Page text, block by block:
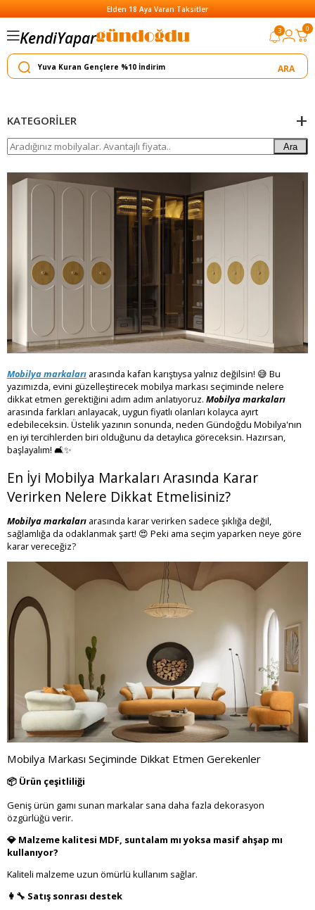
Elden 18 Aya Varan Taksitler
KendiYapar
Satar
3 0
KATEGORILER
Ara
Mobilya markaları arasında kafan karıştıysa yalnız değilsin! 😅 Bu
yazımızda, evini güzelleştirecek mobilya markası seçiminde nelere
dikkat etmen gerektiğini adım adım anlatıyoruz. Mobilya markaları
arasında farkları anlayacak, uygun fiyatlı olanları kolayca ayırt
edebileceksin. Üstelik yazının sonunda, neden Gündoğdu Mobilya'nın
en iyi tercihlerden biri olduğunu da detaylıca göreceksin. Hazırsan,
başlayalım! 🛋️✨
En İyi Mobilya Markaları Arasında Karar
Verirken Nelere Dikkat Etmelisiniz?
Mobilya markaları arasında karar verirken sadece şıklığa değil,
sağlamlığa da odaklanmak şart! 😍 Peki ama seçim yaparken neye göre
karar vereceğiz?
Mobilya Markası Seçiminde Dikkat Etmen Gerekenler
📦 Ürün çeşitliliği
Geniş ürün gamı sunan markalar sana daha fazla dekorasyon
özgürlüğü verir.
💎 Malzeme kalitesi MDF, suntalam mı yoksa masif ahşap mı
kullanıyor?
Kaliteli malzeme uzun ömürlü kullanım sağlar.
👩‍🔧 Satış sonrası destek